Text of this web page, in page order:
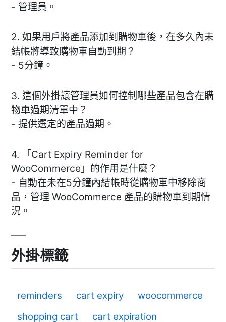
- 管理員。
2. 如果用戶將產品添加到購物車後，在多久內未
結帳將導致購物車自動到期？
- 5分鐘。
3. 這個外掛讓管理員如何控制哪些產品包含在購
物車過期清單中？
- 提供選定的產品過期。
4. 「Cart Expiry Reminder for
WooCommerce」的作用是什麼？
- 自動在未在5分鐘內結帳時從購物車中移除商
品，管理 WooCommerce 產品的購物車到期情
況。
外掛標籤
reminders cart expiry
woocommerce
shopping cart
cart expiration